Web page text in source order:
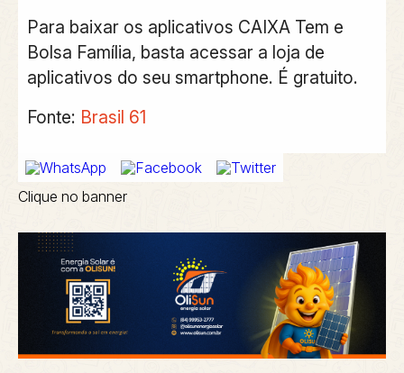
Para baixar os aplicativos CAIXA Tem e
Bolsa Família, basta acessar a loja de
aplicativos do seu smartphone. É gratuito.
Fonte: Brasil 61
Clique no banner